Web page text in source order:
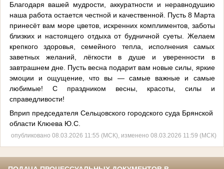
Благодаря вашей мудрости, аккуратности и неравнодушию
наша работа остается честной и качественной. Пусть 8 Марта
принесёт вам море цветов, искренних комплиментов, заботы
близких и настоящего отдыха от будничной суеты. Желаем
крепкого здоровья, семейного тепла, исполнения самых
заветных желаний, лёгкости в душе и уверенности в
завтрашнем дне. Пусть весна подарит вам новые силы, яркие
эмоции и ощущение, что вы — самые важные и самые
любимые! С праздником весны, красоты, силы и
справедливости!
Вприп председателя Сельцовского городского суда Брянской
области Клюева Ю.С.
опубликовано 08.03.2026 11:55 (МСК), изменено 08.03.2026 11:59 (МСК)